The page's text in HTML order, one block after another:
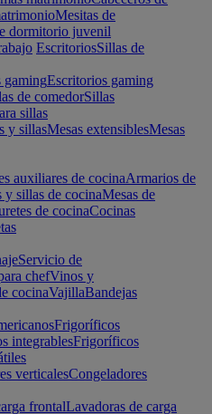
Mesitas de
dormitorio juvenil
EscritoriosSillas de
gamingEscritorios gaming
de comedorSillas
sillas
y sillasMesas extensiblesMesas
auxiliares de cocinaArmarios de
y sillas de cocinaMesas de
de cocinaCocinas
Servicio de
chefVinos y
cocinaVajillaBandejas
Frigoríficos
integrablesFrigoríficos
verticalesCongeladores
frontalLavadoras de carga